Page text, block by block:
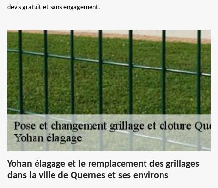
devis gratuit et sans engagement.
Yohan élagage et le remplacement des grillages
dans la ville de Quernes et ses environs